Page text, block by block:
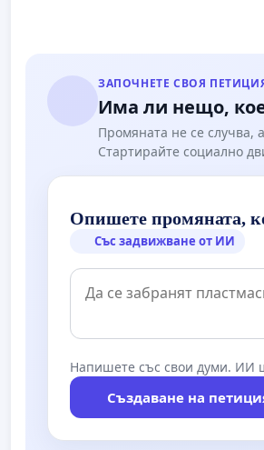
ЗАПОЧНЕТЕ СВОЯ
Има ли нещо,
Промяната не се случва,
Стартирайте социално
Опишете промяната,
Със задвижване от ИИ
Напишете със свои думи. ИИ
Създаване на